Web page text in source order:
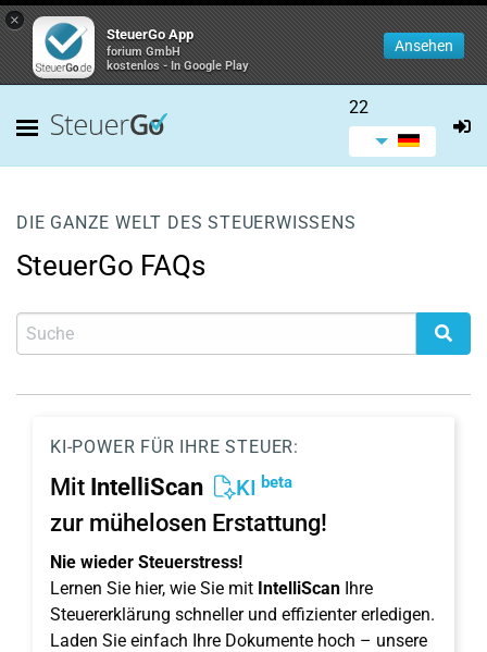
×
SteuerGo App
forium GmbH
kostenlos - In Google Play
Ansehen
22
DIE GANZE WELT DES STEUERWISSENS
SteuerGo FAQs
KI-POWER FÜR IHRE STEUER:
Mit IntelliScan KI beta
zur mühelosen Erstattung!
Nie wieder Steuerstress!
Lernen Sie hier, wie Sie mit IntelliScan Ihre
Steuererklärung schneller und effizienter erledigen.
Laden Sie einfach Ihre Dokumente hoch – unsere